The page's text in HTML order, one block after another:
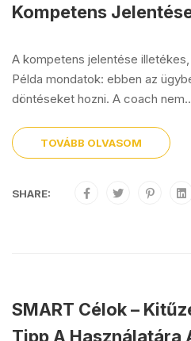
Kompetens
A kompetens jelentése
Példa mondatok: ebben az
döntéseket hozni. A coach
TOVÁBB OLVASOM
SHARE:
SMART Célok –
Tipp A Használatára